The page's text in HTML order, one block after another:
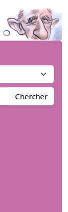
Chercher